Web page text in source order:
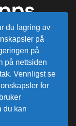
lager i
du lagring av
på
på
på nettsiden
Vennligst se
for
du kan